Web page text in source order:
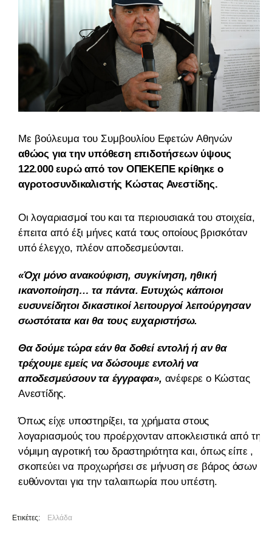
Mε βούλευμα του Συμβουλίου Εφετών Αθηνών
αθώος για την υπόθεση επιδοτήσεων ύψους
122.000 ευρώ από τον ΟΠΕΚΕΠΕ κρίθηκε ο
αγροτοσυνδικαλιστής Κώστας Ανεστίδης.
Οι λογαριασμοί του και τα περιουσιακά του στοιχεία,
έπειτα από έξι μήνες κατά τους οποίους βρισκόταν
υπό έλεγχο, πλέον αποδεσμεύονται.
«Όχι μόνο ανακούφιση, συγκίνηση, ηθική
ικανοποίηση… τα πάντα. Ευτυχώς κάποιοι
ευσυνείδητοι δικαστικοί λειτουργοί λειτούργησαν
σωστότατα και θα τους ευχαριστήσω.
Θα δούμε τώρα εάν θα δοθεί εντολή ή αν θα
τρέχουμε εμείς να δώσουμε εντολή να
αποδεσμεύσουν τα έγγραφα», ανέφερε ο Κώστας
Ανεστίδης.
Όπως είχε υποστηρίξει, τα χρήματα στους
λογαριασμούς του προέρχονταν αποκλειστικά από τη
νόμιμη αγροτική του δραστηριότητα και, όπως είπε ,
σκοπεύει να προχωρήσει σε μήνυση σε βάρος όσων
ευθύνονται για την ταλαιπωρία που υπέστη.
Ετικέτες: Ελλάδα